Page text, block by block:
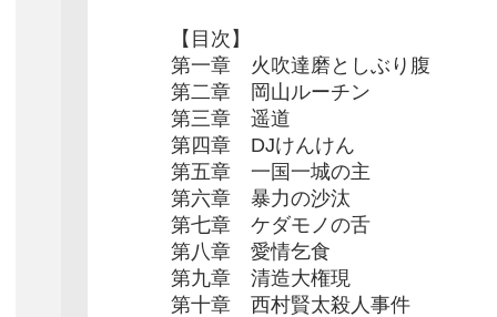
【目次】
第一章 火吹達磨としぶり腹
第二章 岡山ルーチン
第三章 遥道
第四章 DJけんけん
第五章 一国一城の主
第六章 暴力の沙汰
第七章 ケダモノの舌
第八章 愛情乞食
第九章 清造大権現
第十章 西村賢太殺人事件